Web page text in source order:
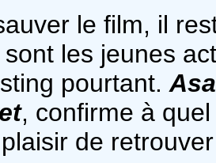
le film, il
les jeunes
pourtant.
, confirme à
de